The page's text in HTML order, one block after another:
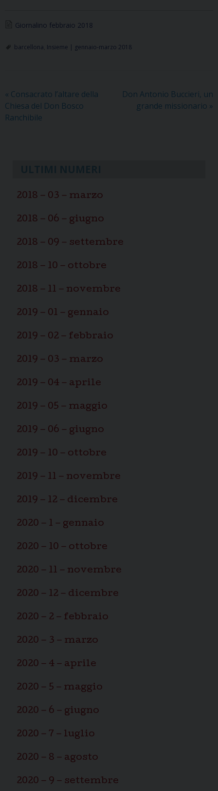
Giornalino febbraio 2018
barcellona Insieme | gennaio-marzo 2018
« Consacrato l’altare della
Chiesa del Don Bosco
Ranchibile
Don Antonio Buccieri, un
grande missionario »
2018 – 03 – marzo
2018 – 06 – giugno
2018 – 09 – settembre
2018 – 10 – ottobre
2018 – 11 – novembre
2019 – 01 – gennaio
2019 – 02 – febbraio
2019 – 03 – marzo
2019 – 04 – aprile
2019 – 05 – maggio
2019 – 06 – giugno
2019 – 10 – ottobre
2019 – 11 – novembre
2019 – 12 – dicembre
2020 – 1 – gennaio
2020 – 10 – ottobre
2020 – 11 – novembre
2020 – 12 – dicembre
2020 – 2 – febbraio
2020 – 3 – marzo
2020 – 4 – aprile
2020 – 5 – maggio
2020 – 6 – giugno
2020 – 7 – luglio
2020 – 8 – agosto
2020 – 9 – settembre